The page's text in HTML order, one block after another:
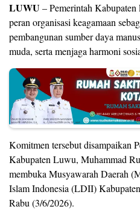
LUWU– Pemerintah
peran organisasi keagamaan
pembangunan sumber daya
muda, serta menjaga harmoni
Komitmen tersebut disampaikan
Kabupaten Luwu, Muhammad
membuka Musyawarah Daerah
Islam Indonesia (LDII)
Rabu (3/6/2026).